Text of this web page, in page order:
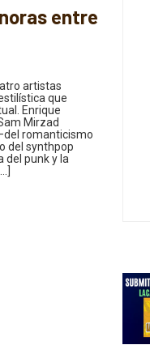
entre
artistas
que
Enrique
Mirzad
romanticismo
del synthpop
del punk y la